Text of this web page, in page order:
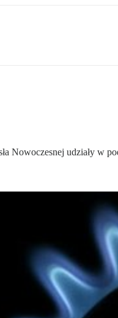
Nowoczesnej udziały w